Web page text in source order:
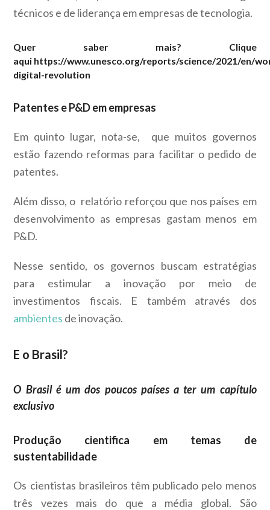
técnicos e de liderança em empresas de tecnologia.
Quer saber mais? Clique
aqui https://www.unesco.org/reports/science/2021/en/
digital-revolution
Patentes e P&D em empresas
Em quinto lugar, nota-se, que muitos governos
estão fazendo reformas para facilitar o pedido de
patentes.
Além disso, o relatório reforçou que nos países em
desenvolvimento as empresas gastam menos em
P&D.
Nesse sentido, os governos buscam estratégias
para estimular a inovação por meio de
investimentos fiscais. E também através dos
ambientes de inovação.
E o Brasil?
O Brasil é um dos poucos países a ter um capítulo
exclusivo
Produção cientifica em temas de
sustentabilidade
Os cientistas brasileiros têm publicado pelo menos
três vezes mais do que a média global. São